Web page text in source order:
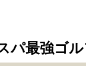
パ最強ゴ